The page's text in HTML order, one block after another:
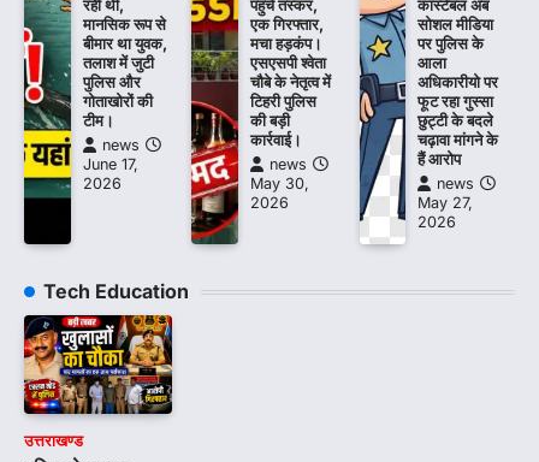
रही थी,
मानसिक रूप से
बीमार था युवक,
तलाश में जुटी
पुलिस और
गोताखोरों की
टीम।
news
June 17,
2026
पहुंचे तस्कर,
एक गिरफ्तार,
मचा हड़कंप।
एसएसपी श्वेता
चौबे के नेतृत्व में
टिहरी पुलिस
की बड़ी
कार्रवाई।
news
May 30,
2026
कांस्टेबल अब
सोशल मीडिया
पर पुलिस के
आला
अधिकारीयो पर
फूट रहा गुस्सा
छुट्टी के बदले
चढ़ावा मांगने के
हैं आरोप
news
May 27,
2026
Tech Education
उत्तराखण्ड